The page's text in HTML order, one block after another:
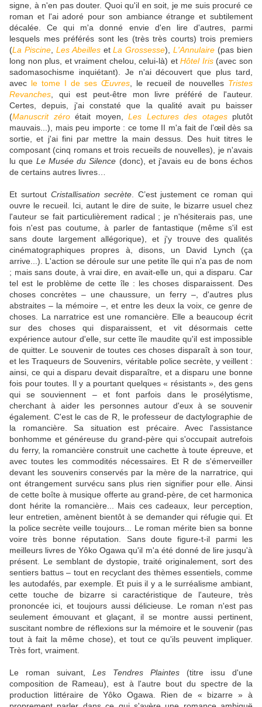
signe, à n'en pas douter. Quoi qu'il en soit, je me suis procuré ce
roman et l'ai adoré pour son ambiance étrange et subtilement
décalée. Ce qui m'a donné envie d'en lire d'autres, parmi
lesquels mes préférés sont les (très très courts) trois premiers
(La Piscine, Les AbeillesetLa Grossesse),L'Annulaire (pas bien
long non plus, et vraiment chelou, celui-là) etHôtel Iris(avec son
sadomasochisme inquiétant). Je n'ai découvert que plus tard,
avec le tome I de ses Œuvres , le recueil de nouvelles Tristes
Revanches , qui est peut-être mon livre préféré de l'auteur.
Certes, depuis, j'ai constaté que la qualité avait pu baisser
(Manuscrit zéroétait moyen, Les Lectures des otagesplutôt
mauvais...), mais peu importe : ce tome II m'a fait de l’œil dès sa
sortie, et j'ai fini par mettre la main dessus. Des huit titres le
composant (cinq romans et trois recueils de nouvelles), je n'avais
lu que Le Musée du Silence (donc), et j'avais eu de bons échos
de certains autres livres…
Et surtout Cristallisation secrète. C’est justement ce roman qui
ouvre le recueil. Ici, autant le dire de suite, le bizarre usuel chez
l'auteur se fait particulièrement radical ; je n'hésiterais pas, une
fois n'est pas coutume, à parler de fantastique (même s'il est
sans doute largement allégorique), et j'y trouve des qualités
cinématographiques propres à, disons, un David Lynch (ça
arrive...). L'action se déroule sur une petite île qui n'a pas de nom
; mais sans doute, à vrai dire, en avait-elle un, qui a disparu. Car
tel est le problème de cette île : les choses disparaissent. Des
choses concrètes – une chaussure, un ferry –, d'autres plus
abstraites – la mémoire –, et entre les deux la voix, ce genre de
choses. La narratrice est une romancière. Elle a beaucoup écrit
sur des choses qui disparaissent, et vit désormais cette
expérience autour d'elle, sur cette île maudite qu'il est impossible
de quitter. Le souvenir de toutes ces choses disparaît à son tour,
et les Traqueurs de Souvenirs, véritable police secrète, y veillent :
ainsi, ce qui a disparu devait disparaître, et a disparu une bonne
fois pour toutes. Il y a pourtant quelques « résistants », des gens
qui se souviennent – et font parfois dans le prosélytisme,
cherchant à aider les personnes autour d'eux à se souvenir
également. C'est le cas de R, le professeur de dactylographie de
la romancière. Sa situation est précaire. Avec l'assistance
bonhomme et généreuse du grand-père qui s'occupait autrefois
du ferry, la romancière construit une cachette à toute épreuve, et
avec toutes les commodités nécessaires. Et R de s'émerveiller
devant les souvenirs conservés par la mère de la narratrice, qui
ont étrangement survécu sans plus rien signifier pour elle. Ainsi
de cette boîte à musique offerte au grand-père, de cet harmonica
dont hérite la romancière... Mais ces cadeaux, leur perception,
leur entretien, amènent bientôt à se demander qui réfugie qui. Et
la police secrète veille toujours... Le roman mérite bien sa bonne
voire très bonne réputation. Sans doute figure-t-il parmi les
meilleurs livres de Yôko Ogawa qu'il m'a été donné de lire jusqu'à
présent. Le semblant de dystopie, traité originalement, sort des
sentiers battus – tout en recyclant des thèmes essentiels, comme
les autodafés, par exemple. Et puis il y a le surréalisme ambiant,
cette touche de bizarre si caractéristique de l'auteure, très
prononcée ici, et toujours aussi délicieuse. Le roman n'est pas
seulement émouvant et glaçant, il se montre aussi pertinent,
suscitant nombre de réflexions sur la mémoire et le souvenir (pas
tout à fait la même chose), et tout ce qu'ils peuvent impliquer.
Très fort, vraiment.
Le roman suivant, Les Tendres Plaintes (titre issu d'une
composition de Rameau), est à l'autre bout du spectre de la
production littéraire de Yôko Ogawa. Rien de « bizarre » à